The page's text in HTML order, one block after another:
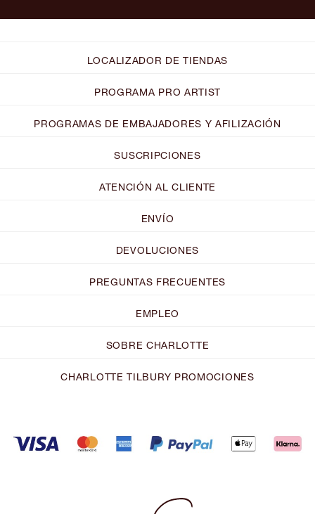
LOCALIZADOR DE TIENDAS
PROGRAMA PRO ARTIST
PROGRAMAS DE EMBAJADORES Y AFILIZACIÓN
SUSCRIPCIONES
ATENCIÓN AL CLIENTE
ENVÍO
DEVOLUCIONES
PREGUNTAS FRECUENTES
EMPLEO
SOBRE CHARLOTTE
CHARLOTTE TILBURY PROMOCIONES